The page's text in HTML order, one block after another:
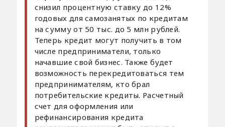
снизил процентную ставку до 12%
годовых для самозанятых по кредитам
на сумму от 50 тыс. до 5 млн рублей.
Теперь кредит могут получить в том
числе предприниматели, только
начавшие свой бизнес. Также будет
возможность перекредитоваться тем
предпринимателям, кто брал
потребительские кредиты. Расчетный
счет для оформления или
рефинансирования кредита